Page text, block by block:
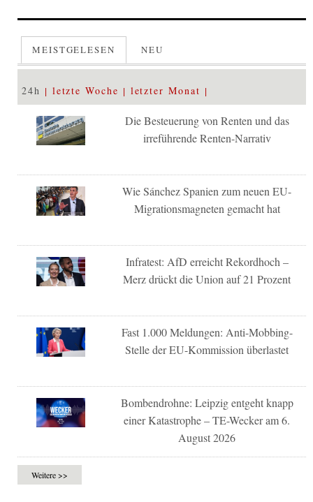
MEISTGELESEN NEU
24h letzte Woche letzter Monat
Die Besteuerung von Renten und das
irreführende Renten-Narrativ
Wie Sánchez Spanien zum neuen EU-
Migrationsmagneten gemacht hat
Infratest: AfD erreicht Rekordhoch –
Merz drückt die Union auf 21 Prozent
Fast 1.000 Meldungen: Anti-Mobbing-
Stelle der EU-Kommission überlastet
Bombendrohne: Leipzig entgeht knapp
einer Katastrophe – TE-Wecker am 6.
August 2026
Weitere >>